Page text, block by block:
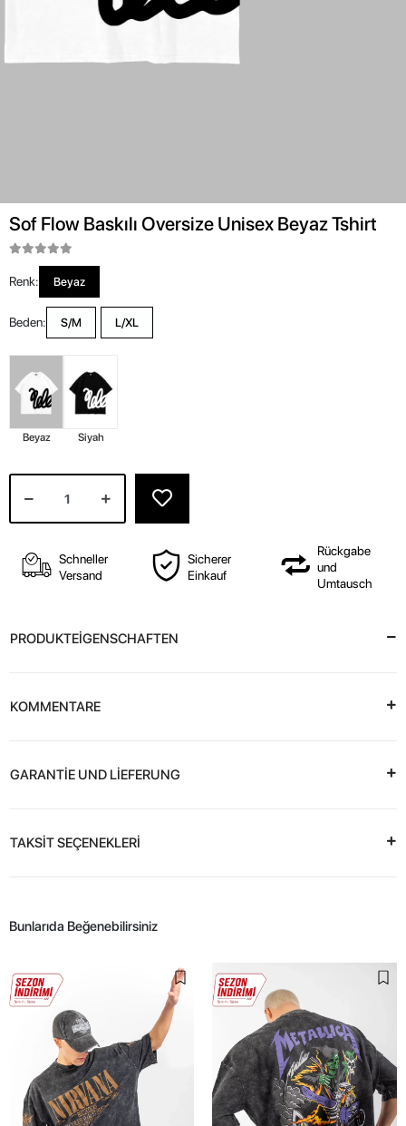
Sof Flow Baskılı Oversize Unisex Beyaz Tshirt
Renk: Beyaz
Beden: S/M L/XL
Beyaz Siyah
Schneller
Versand
Sicherer
Einkauf
Rückgabe
und
Umtausch
PRODUKTEİGENSCHAFTEN
KOMMENTARE
GARANTİE UND LİEFERUNG
TAKSİT SEÇENEKLERİ
Bunlarıda Beğenebilirsiniz